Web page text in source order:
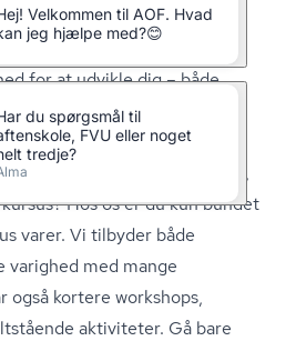
og sprog til ledelse,
medier. Med vores brede
for at udvikle dig – både
– i et behageligt miljø
med samme interesse.
du er bundet til en hel sæson,
Hos os er du kun bundet
varer. Vi tilbyder både
med mange
også kortere workshops,
aktiviteter. Gå bare